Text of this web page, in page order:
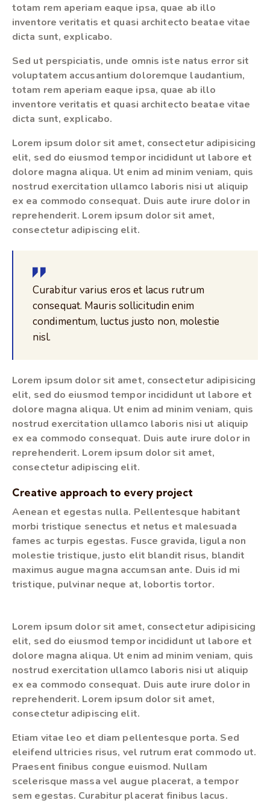
totam rem aperiam eaque ipsa, quae ab illo
inventore veritatis et quasi architecto beatae vitae
dicta sunt, explicabo.
Sed ut perspiciatis, unde omnis iste natus error sit
voluptatem accusantium doloremque laudantium,
totam rem aperiam eaque ipsa, quae ab illo
inventore veritatis et quasi architecto beatae vitae
dicta sunt, explicabo.
Lorem ipsum dolor sit amet, consectetur adipisicing
elit, sed do eiusmod tempor incididunt ut labore et
dolore magna aliqua. Ut enim ad minim veniam, quis
nostrud exercitation ullamco laboris nisi ut aliquip
ex ea commodo consequat. Duis aute irure dolor in
reprehenderit. Lorem ipsum dolor sit amet,
consectetur adipiscing elit.
Curabitur varius eros et lacus rutrum
consequat. Mauris sollicitudin enim
condimentum, luctus justo non, molestie
nisl.
Lorem ipsum dolor sit amet, consectetur adipisicing
elit, sed do eiusmod tempor incididunt ut labore et
dolore magna aliqua. Ut enim ad minim veniam, quis
nostrud exercitation ullamco laboris nisi ut aliquip
ex ea commodo consequat. Duis aute irure dolor in
reprehenderit. Lorem ipsum dolor sit amet,
consectetur adipiscing elit.
Creative approach to every project
Aenean et egestas nulla. Pellentesque habitant
morbi tristique senectus et netus et malesuada
fames ac turpis egestas. Fusce gravida, ligula non
molestie tristique, justo elit blandit risus, blandit
maximus augue magna accumsan ante. Duis id mi
tristique, pulvinar neque at, lobortis tortor.
Lorem ipsum dolor sit amet, consectetur adipisicing
elit, sed do eiusmod tempor incididunt ut labore et
dolore magna aliqua. Ut enim ad minim veniam, quis
nostrud exercitation ullamco laboris nisi ut aliquip
ex ea commodo consequat. Duis aute irure dolor in
reprehenderit. Lorem ipsum dolor sit amet,
consectetur adipiscing elit.
Etiam vitae leo et diam pellentesque porta. Sed
eleifend ultricies risus, vel rutrum erat commodo ut.
Praesent finibus congue euismod. Nullam
scelerisque massa vel augue placerat, a tempor
sem egestas. Curabitur placerat finibus lacus.